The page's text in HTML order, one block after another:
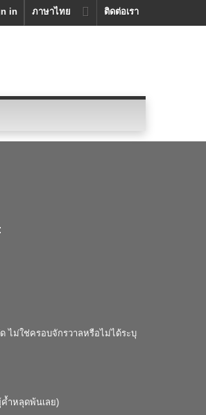
ติดต่อเรา
ภาษาไทย
in
ไม่ใช่ครอบจักรวาลหรือไม่ได้ระบุ
ำหลุดพ้นเลย)